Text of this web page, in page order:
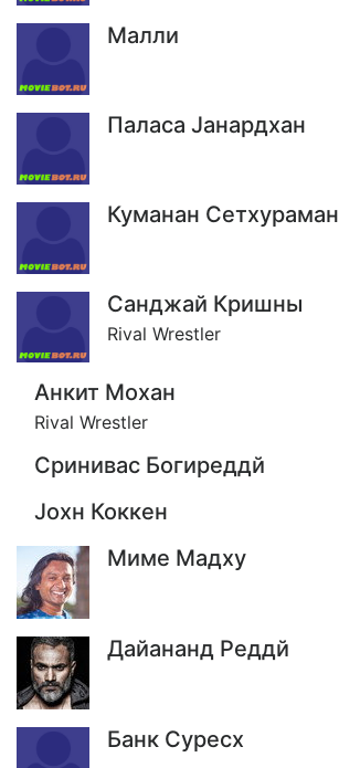
Малли
Паласа Jанардхан
Куманан Сетхураман
Санджай Кришны
Rival Wrestler
Анкит Мохан
Rival Wrestler
Сринивас Богиреддй
Jохн Коккен
Миме Мадху
Дайананд Реддй
Банк Суресх